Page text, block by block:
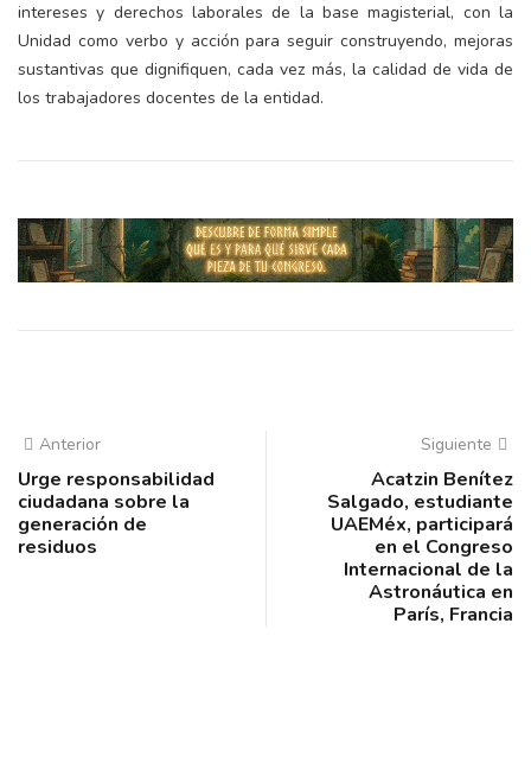
intereses y derechos laborales de la base magisterial, con la
Unidad como verbo y acción para seguir construyendo, mejoras
sustantivas que dignifiquen, cada vez más, la calidad de vida de
los trabajadores docentes de la entidad.
Anterior
Urge responsabilidad
ciudadana sobre la
generación de
residuos
Siguiente
Acatzin Benítez
Salgado, estudiante
UAEMéx, participará
en el Congreso
Internacional de la
Astronáutica en
París, Francia